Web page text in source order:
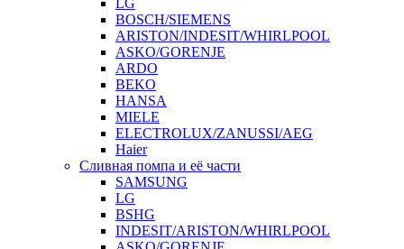
LG
BOSCH/SIEMENS
ARISTON/INDESIT/WHIRLPOOL
ASKO/GORENJE
ARDO
BEKO
HANSA
MIELE
ELECTROLUX/ZANUSSI/AEG
Haier
Сливная помпа и её части
SAMSUNG
LG
BSHG
INDESIT/ARISTON/WHIRLPOOL